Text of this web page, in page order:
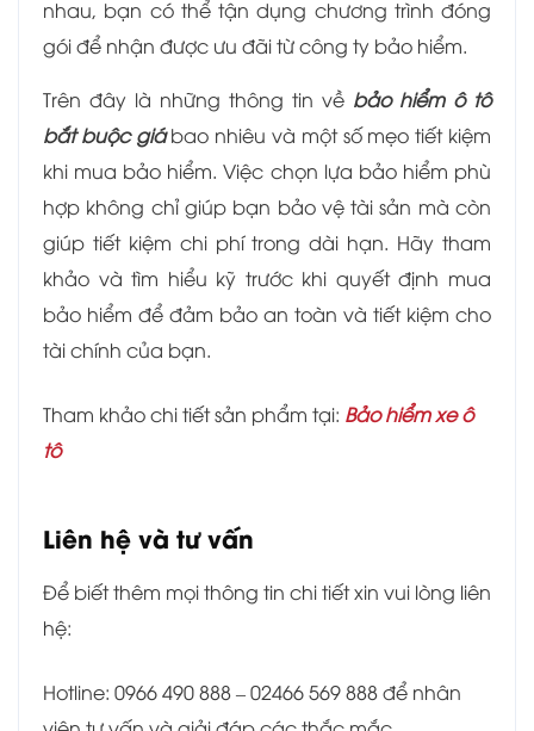
nhau, bạn có thể tận dụng chương trình đóng
gói để nhận được ưu đãi từ công ty bảo hiểm.
Trên đây là những thông tin về bảo hiểm ô tô
bắt buộc giábao nhiêu và một số mẹo tiết kiệm
khi mua bảo hiểm. Việc chọn lựa bảo hiểm phù
hợp không chỉ giúp bạn bảo vệ tài sản mà còn
giúp tiết kiệm chi phí trong dài hạn. Hãy tham
khảo và tìm hiểu kỹ trước khi quyết định mua
bảo hiểm để đảm bảo an toàn và tiết kiệm cho
tài chính của bạn.
Tham khảo chi tiết sản phẩm tại: Bảo hiểm xe ô
tô
Liên hệ và tư vấn
Để biết thêm mọi thông tin chi tiết xin vui lòng liên
hệ:
Hotline: 0966 490 888 – 02466 569 888 để nhân